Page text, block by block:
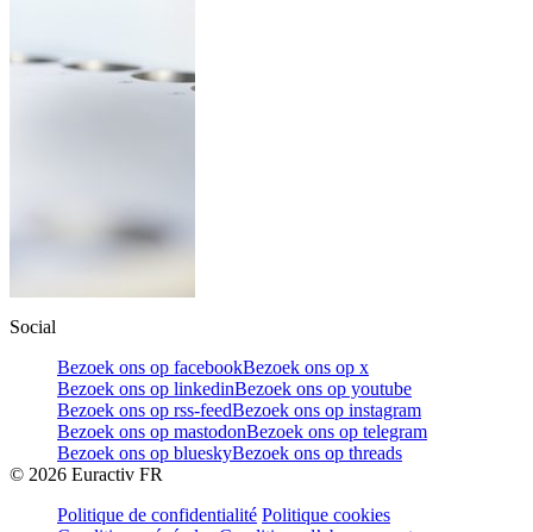
Social
Bezoek ons op facebookBezoek ons op x
Bezoek ons op linkedinBezoek ons op youtube
Bezoek ons op rss-feedBezoek ons op instagram
Bezoek ons op mastodonBezoek ons op telegram
Bezoek ons op blueskyBezoek ons op threads
© 2026 Euractiv FR
Politique de confidentialité Politique cookies